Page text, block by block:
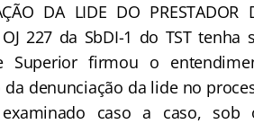
DA LIDE DO PRESTADOR
227 da SbDI-1 do TST tenha
Superior firmou o
da denunciação da lide no
caso a caso, sob